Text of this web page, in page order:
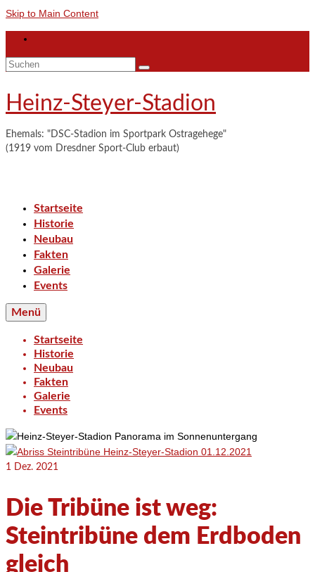
Skip to Main Content
Suchen
Heinz-Steyer-Stadion
Ehemals: "DSC-Stadion im Sportpark Ostragehege"
(1919 vom Dresdner Sport-Club erbaut)
Startseite
Historie
Neubau
Fakten
Galerie
Events
Menü
Startseite
Historie
Neubau
Fakten
Galerie
Events
1 Dez. 2021
Die Tribüne ist weg:
Steintribüne dem Erdboden
gleich